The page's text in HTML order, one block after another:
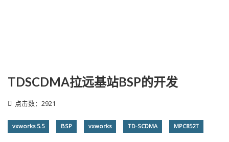
TDSCDMA拉远基站BSP的开发
点击数：2921
vxworks 5.5 BSP vxworks TD-SCDMA MPC852T